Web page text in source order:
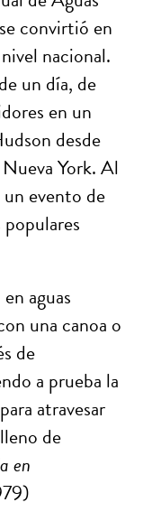
convirtió en
nacional.
un día, de
en un
desde
York. Al
evento de
aguas
una canoa o
de
a prueba la
atravesar
de
en